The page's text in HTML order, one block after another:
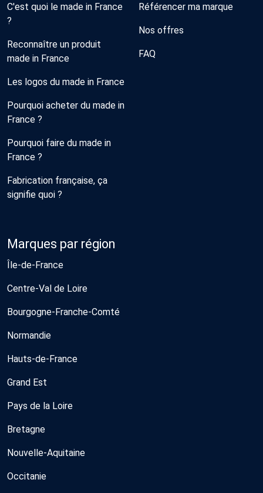
C'est quoi le made in France
?
Reconnaître un produit
made in France
Les logos du made in France
Pourquoi acheter du made in
France ?
Pourquoi faire du made in
France ?
Fabrication française, ça
signifie quoi ?
Référencer ma marque
Nos offres
FAQ
Marques par région
Île-de-France
Centre-Val de Loire
Bourgogne-Franche-Comté
Normandie
Hauts-de-France
Grand Est
Pays de la Loire
Bretagne
Nouvelle-Aquitaine
Occitanie